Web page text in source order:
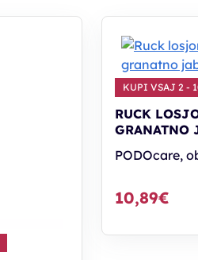
KUPI VSAJ 2 -
RUCK
GRANATNO
PODOcare,
10,89€